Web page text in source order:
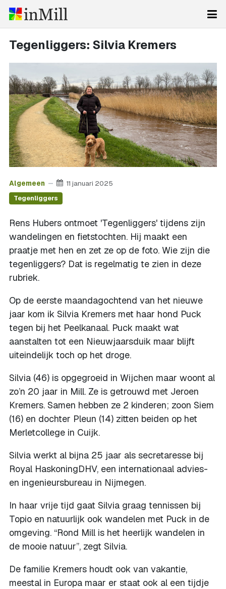
Tegenliggers: Silvia Kremers
Algemeen 11 januari 2025
Tegenliggers
Rens Hubers ontmoet 'Tegenliggers' tijdens zijn
wandelingen en fietstochten. Hij maakt een
praatje met hen en zet ze op de foto. Wie zijn die
tegenliggers? Dat is regelmatig te zien in deze
rubriek.
Op de eerste maandagochtend van het nieuwe
jaar kom ik Silvia Kremers met haar hond Puck
tegen bij het Peelkanaal. Puck maakt wat
aanstalten tot een Nieuwjaarsduik maar blijft
uiteindelijk toch op het droge.
Silvia (46) is opgegroeid in Wijchen maar woont al
zo’n 20 jaar in Mill. Ze is getrouwd met Jeroen
Kremers. Samen hebben ze 2 kinderen; zoon Siem
(16) en dochter Pleun (14) zitten beiden op het
Merletcollege in Cuijk.
Silvia werkt al bijna 25 jaar als secretaresse bij
Royal HaskoningDHV, een internationaal advies-
en ingenieursbureau in Nijmegen.
In haar vrije tijd gaat Silvia graag tennissen bij
Topio en natuurlijk ook wandelen met Puck in de
omgeving. “Rond Mill is het heerlijk wandelen in
de mooie natuur”, zegt Silvia.
De familie Kremers houdt ook van vakantie,
meestal in Europa maar er staat ook al een tijdje